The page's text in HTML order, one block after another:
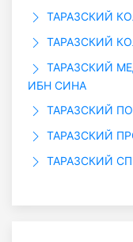
ТАРАЗСКИЙ
ТАРАЗСКИЙ
ТАРАЗСКИЙ
ИБН СИНА
ТАРАЗСКИЙ
ТАРАЗСКИЙ
ТАРАЗСКИЙ